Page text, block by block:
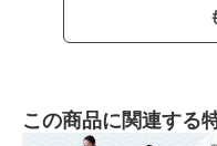
この商品に関連する